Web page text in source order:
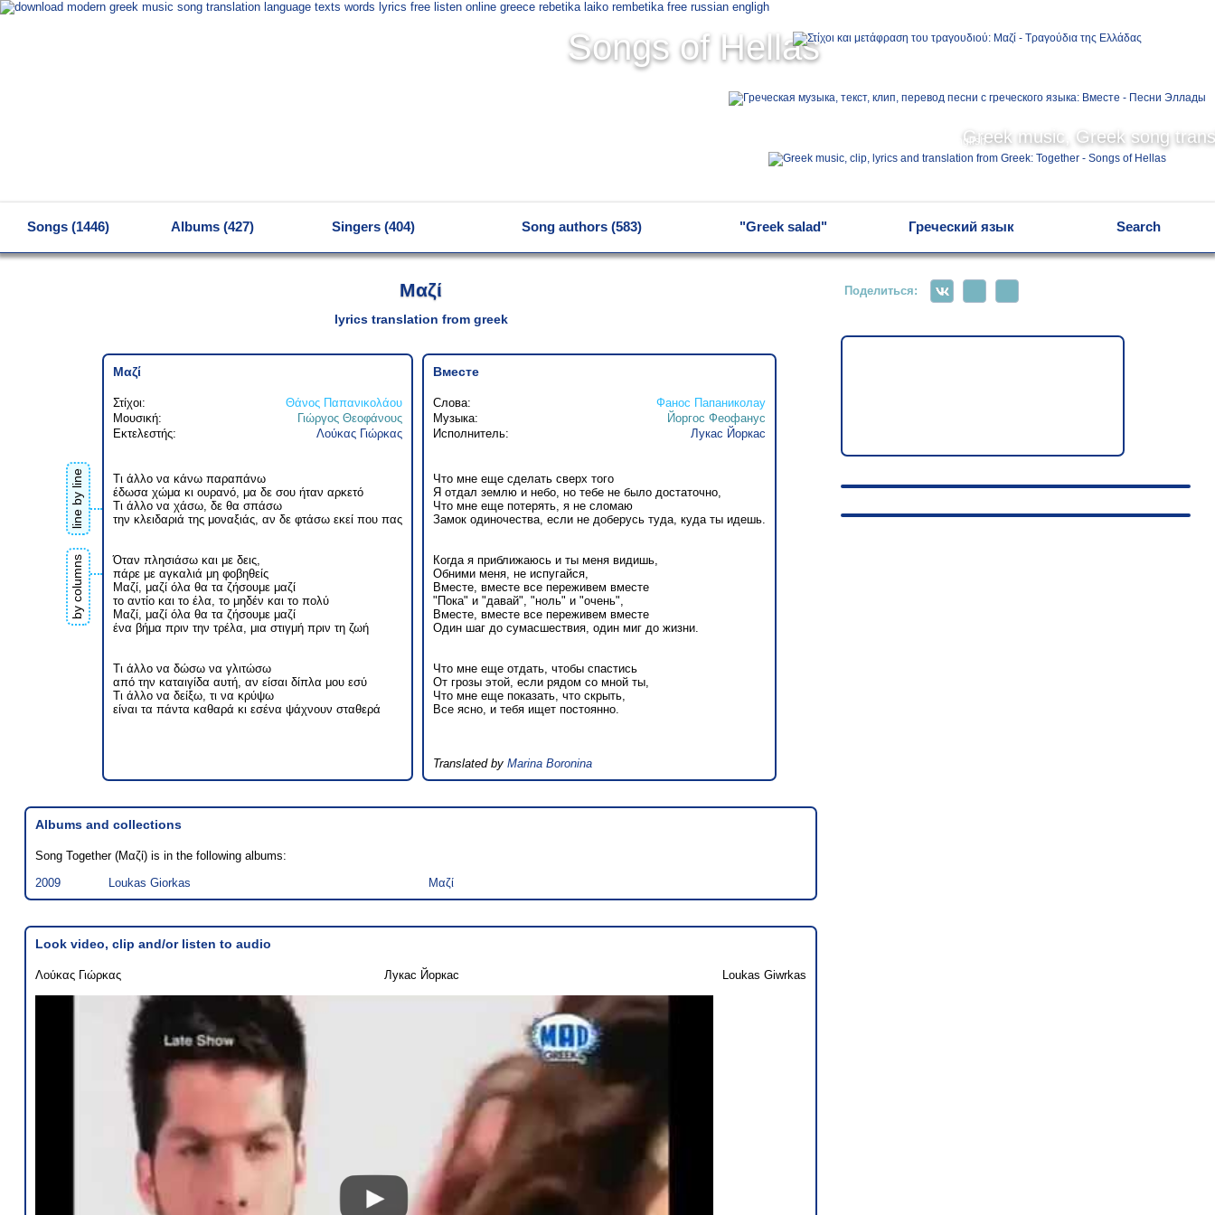
Songs of Hellas
Greek music, Greek song
English
Songs (1446) Albums (427) Singers (404) Song authors (583) "Greek salad" Греческий язык Search
Μαζί
lyrics translation from greek
line by line
by columns
Μαζί
Στίχοι:
Θάνος Παπανικολάου
Μουσική:
Γιώργος Θεοφάνους
Εκτελεστής:
Λούκας Γιώρκας
Τι άλλο να κάνω παραπάνω
έδωσα χώμα κι ουρανό, μα δε σου ήταν αρκετό
Τι άλλο να χάσω, δε θα σπάσω
την κλειδαριά της μοναξιάς, αν δε φτάσω εκεί που πας
Όταν πλησιάσω και με δεις,
πάρε με αγκαλιά μη φοβηθείς
Μαζί, μαζί όλα θα τα ζήσουμε μαζί
το αντίο και το έλα, το μηδέν και το πολύ
Μαζί, μαζί όλα θα τα ζήσουμε μαζί
ένα βήμα πριν την τρέλα, μια στιγμή πριν τη ζωή
Τι άλλο να δώσω να γλιτώσω
από την καταιγίδα αυτή, αν είσαι δίπλα μου εσύ
Τι άλλο να δείξω, τι να κρύψω
είναι τα πάντα καθαρά κι εσένα ψάχνουν σταθερά
Вместе
Слова:
Фанос Папаниколау
Музыка:
Йоргос Феофанус
Исполнитель:
Лукас Йоркас
Что мне еще сделать сверх того
Я отдал землю и небо, но тебе не было достаточно,
Что мне еще потерять, я не сломаю
Замок одиночества, если не доберусь туда, куда ты идешь.
Когда я приближаюсь и ты меня видишь,
Обними меня, не испугайся,
Вместе, вместе все переживем вместе
"Пока" и "давай", "ноль" и "очень",
Вместе, вместе все переживем вместе
Один шаг до сумасшествия, один миг до жизни.
Что мне еще отдать, чтобы спастись
От грозы этой, если рядом со мной ты,
Что мне еще показать, что скрыть,
Все ясно, и тебя ищет постоянно.
Translated by Marina Boronina
Albums and collections
Song Together (Μαζί) is in the following albums:
2009
Loukas Giorkas Μαζί
Look video, clip and/or listen to audio
Λούκας Γιώρκας Лукас Йоркас Loukas Giwrkas
Поделиться: